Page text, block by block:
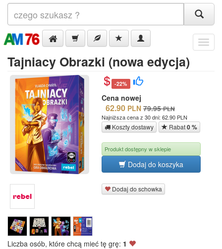
Menu
Tajniacy Obrazki (nowa edycja)
-22%
Cena nowej
62.90 PLN 79.95 PLN
Najniższa cena z 30 dni: 62.90 PLN
Koszty dostawy Rabat0 %
Produkt dostępny w sklepie
Dodaj do koszyka
Dodaj do schowka
Liczba osób, które chcą mieć tę grę: 1